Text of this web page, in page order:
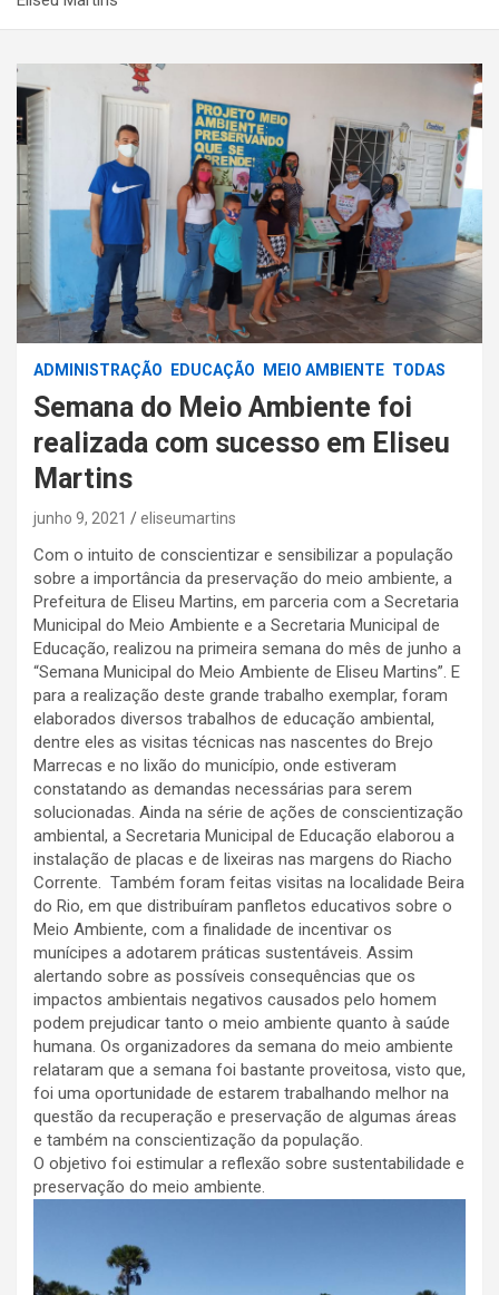
ADMINISTRAÇÃO EDUCAÇÃO MEIO AMBIENTE TODAS
Semana do Meio Ambiente foi
realizada com sucesso em Eliseu
Martins
junho 9, 2021 eliseumartins
Com o intuito de conscientizar e sensibilizar a população
sobre a importância da preservação do meio ambiente, a
Prefeitura de Eliseu Martins, em parceria com a Secretaria
Municipal do Meio Ambiente e a Secretaria Municipal de
Educação, realizou na primeira semana do mês de junho a
“Semana Municipal do Meio Ambiente de Eliseu Martins”. E
para a realização deste grande trabalho exemplar, foram
elaborados diversos trabalhos de educação ambiental,
dentre eles as visitas técnicas nas nascentes do Brejo
Marrecas e no lixão do município, onde estiveram
constatando as demandas necessárias para serem
solucionadas. Ainda na série de ações de conscientização
ambiental, a Secretaria Municipal de Educação elaborou a
instalação de placas e de lixeiras nas margens do Riacho
Corrente. Também foram feitas visitas na localidade Beira
do Rio, em que distribuíram panfletos educativos sobre o
Meio Ambiente, com a finalidade de incentivar os
munícipes a adotarem práticas sustentáveis. Assim
alertando sobre as possíveis consequências que os
impactos ambientais negativos causados pelo homem
podem prejudicar tanto o meio ambiente quanto à saúde
humana. Os organizadores da semana do meio ambiente
relataram que a semana foi bastante proveitosa, visto que,
foi uma oportunidade de estarem trabalhando melhor na
questão da recuperação e preservação de algumas áreas
e também na conscientização da população.
O objetivo foi estimular a reflexão sobre sustentabilidade e
preservação do meio ambiente.